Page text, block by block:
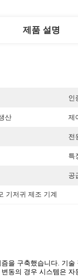
제품 설명
인
산 제
전
특
공
기저귀 제조 기계
을 구축했습니다. 기
동의 경우 시스템은